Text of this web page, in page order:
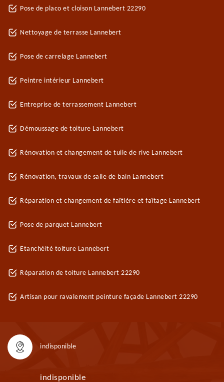
Pose de placo et cloison Lannebert 22290
Nettoyage de terrasse Lannebert
Pose de carrelage Lannebert
Peintre intérieur Lannebert
Entreprise de terrassement Lannebert
Démoussage de toiture Lannebert
Rénovation et changement de tuile de rive Lannebert
Rénovation, travaux de salle de bain Lannebert
Réparation et changement de faîtière et faîtage Lannebert
Pose de parquet Lannebert
Etanchéité toiture Lannebert
Réparation de toiture Lannebert 22290
Artisan pour ravalement peinture façade Lannebert 22290
indisponible
indisponible